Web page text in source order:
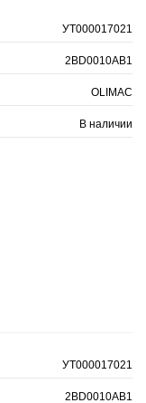
УТ000017021
2BD0010AB1
OLIMAC
В наличии
УТ000017021
2BD0010AB1